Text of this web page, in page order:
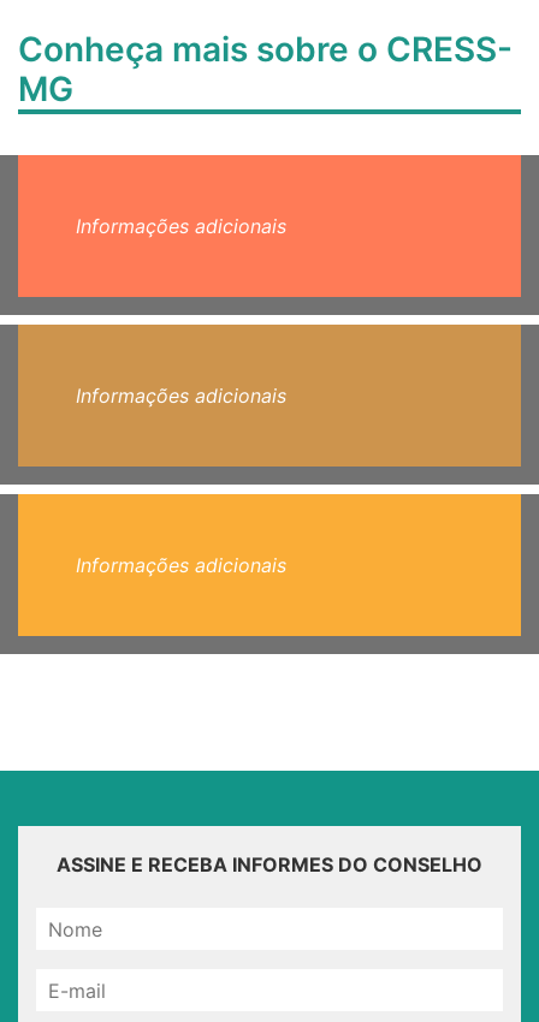
Conheça mais sobre o CRESS-
MG
Informações adicionais
Informações adicionais
Informações adicionais
ASSINE E RECEBA INFORMES DO CONSELHO